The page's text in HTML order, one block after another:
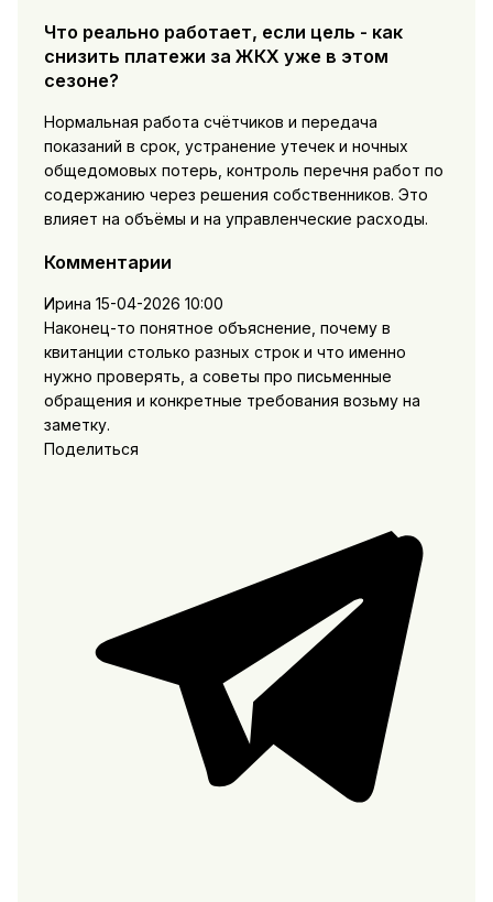
Что реально работает, если цель - как
снизить платежи за ЖКХ уже в этом
сезоне?
Нормальная работа счётчиков и передача
показаний в срок, устранение утечек и ночных
общедомовых потерь, контроль перечня работ по
содержанию через решения собственников. Это
влияет на объёмы и на управленческие расходы.
Комментарии
Ирина 15-04-2026 10:00
Наконец-то понятное объяснение, почему в
квитанции столько разных строк и что именно
нужно проверять, а советы про письменные
обращения и конкретные требования возьму на
заметку.
Поделиться